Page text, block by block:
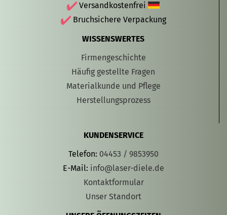
Versandkostenfrei
Bruchsichere Verpackung
WISSENSWERTES
Firmengeschichte
Häufig gestellte Fragen
Materialkunde und Pflege
Herstellungsprozess
KUNDENSERVICE
Telefon: 04453 / 9853950
E-Mail: info@laser-diele.de
Kontaktformular
Unser Standort